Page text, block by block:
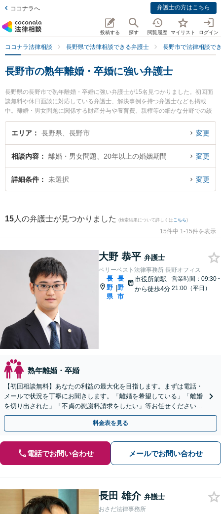
ココナラへ 弁護士の方はこちら
投稿する 探す 閲覧履歴 マイリスト ログイン
ココナラ法律相談 長野県で法律相談できる弁護士 長野市で法律相談で
長野市の熟年離婚・卒婚に強い弁護士
長野県の長野市で熟年離婚・卒婚に強い弁護士が15名見つかりました。初回面
談無料や休日面談に対応している弁護士、解決事例を持つ弁護士なども掲載
中。離婚・男女問題に関係する財産分与や養育費、親権等の細かな分野での絞
り込み検索もでき便利です。特にベリーベスト法律事務所 長野オフィスの大野
恭平弁護士やおさだ法律事務所の長田 雄介弁護士、宮澤拓也法律事務所の宮澤
に相談したい』『熟年離婚・卒婚のトラブル解決の実績豊富な近くの弁護士を
検索したい』『初回相談無料で熟年離婚・卒婚を法律相談できる長野市内の弁
護士に相談予約したい』などでお困りの相談者さんにおすすめです。
エリア 長野県、長野市 変更
相談内容 離婚・男女問題、20年以上の婚姻期間 変更
詳細条件 未選択 変更
15 人の弁護士が見つかりました (検索結果について詳しくは こちら)
15件中 1-15件を表示
大野 恭平 弁護士
ベリーベスト法律事務所 長野オフィス
長
野
県
|
長
野
市
市役所前駅
から徒歩4分
営業時間：09:30~
21:00（平日）
熟年離婚・卒婚
【初回相談無料】あなたの利益の最大化を目指します。まずは電話・
メールで状況を丁寧にお聞きします。「離婚を希望している」「離婚
を切り出された」「不貞の慰謝料請求をしたい」等お任せください。
【リーズナブルな料金設定】
料金表を見る
電話でお問い合わせ メールでお問い合わせ
長田 雄介 弁護士
おさだ法律事務所